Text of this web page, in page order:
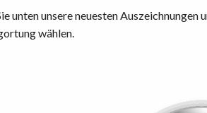
unten unsere neuesten
wählen.